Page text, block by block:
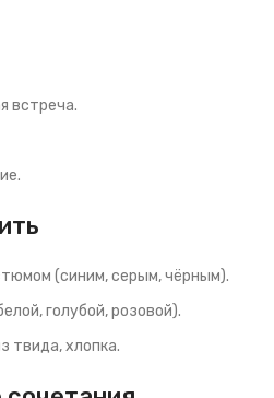
встреча.
(синим, серым, чёрным).
голубой, розовой).
твида, хлопка.